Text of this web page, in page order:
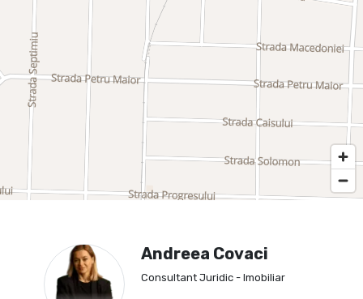
Andreea Covaci
Consultant Juridic - Imobiliar